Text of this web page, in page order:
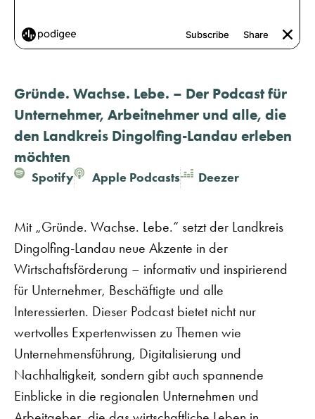
Gründe. Wachse. Lebe. – Der Podcast für
Unternehmer, Arbeitnehmer und alle, die
den Landkreis Dingolfing-Landau erleben
möchten
Spotify Apple Podcasts Deezer
Mit „Gründe. Wachse. Lebe.“ setzt der Landkreis
Dingolfing-Landau neue Akzente in der
Wirtschaftsförderung – informativ und inspirierend
für Unternehmer, Beschäftigte und alle
Interessierten. Dieser Podcast bietet nicht nur
wertvolles Expertenwissen zu Themen wie
Unternehmensführung, Digitalisierung und
Nachhaltigkeit, sondern gibt auch spannende
Einblicke in die regionalen Unternehmen und